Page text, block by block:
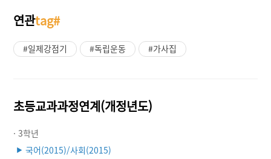
연관tag#
#일제강점기 #독립운동 #가사집
초등교과과정연계(개정년도)
· 3학년
▶ 국어(2015)/사회(2015)